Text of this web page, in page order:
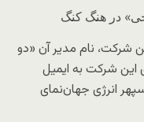
در هنگ‌ کنگ
شرکت، نام مدیر آن «دو
این شرکت به ایمیل
انرژی جهان‌نمای